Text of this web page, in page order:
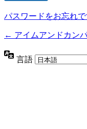
パスワードをお忘れで
← アイムアンドカン
言語